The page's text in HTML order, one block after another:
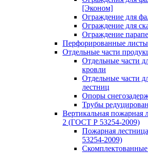
[Эконом]
Ограждение для
Ограждение для
Ограждение
Перфорированные листы
Отдельные части
Отдельные части
кровли
Отдельные части
лестниц
Опоры
Трубы
Вертикальная
2 (ГОСТ Р 53254-2009)
Пожарная
53254-2009)